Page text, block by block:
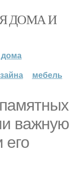
ДОМА И
дома
мебель
важную
его